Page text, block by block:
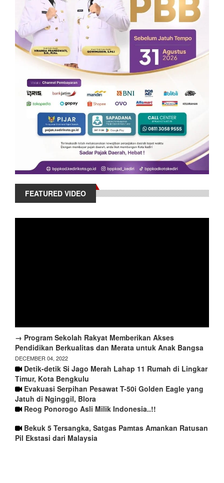
FEATURED VIDEO
→ Program Sekolah Rakyat Memberikan Akses
Pendidikan Berkualitas dan Merata untuk Anak Bangsa
DECEMBER 04, 2022
Detik-detik Si Jago Merah Lahap 11 Rumah di Lingkar
Timur, Kota Bengkulu
Evakuasi Serpihan Pesawat T-50i Golden Eagle yang
Jatuh di Nginggil, Blora
Reog Ponorogo Asli Milik Indonesia..!!
Bekuk 5 Tersangka, Satgas Pamtas Amankan Ratusan
Pil Ekstasi dari Malaysia